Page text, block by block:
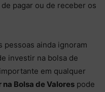
pagar ou de receber os
pessoas ainda ignoram
investir na bolsa de
em qualquer
Bolsa de Valores pode